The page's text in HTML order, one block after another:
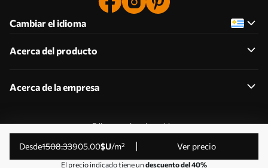
desde1508.33905.00$U/m² Ver precio
El precio indicado tiene un descuento del 40%
Cambiar el idioma
Acerca del producto
Acerca de la empresa
Editar permisos de cookies
© 2011-2026 Uwalls . Todos los derechos reservados.
Gestionado por KLW Sp. z o.o. CIF: PL9223057591.